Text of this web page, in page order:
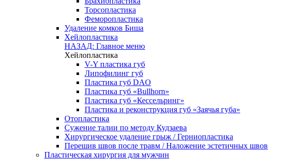
Торсопластика
Феморопластика
Удаление комков Биша
Хейлопластика
НАЗАД: Главное меню
Хейлопластика
V-Y пластика губ
Липофилинг губ
Пластика губ DAO
Пластика губ «Bullhorn»
Пластика губ «Кессельринг»
Пластика и реконструкция губ «Заячья губа»
Отопластика
Сужение талии по методу Кудзаева
Хирургическое удаление грыж / Герниопластика
Перешив швов после травм / Наложение эстетичных швов
Пластическая хирургия для мужчин